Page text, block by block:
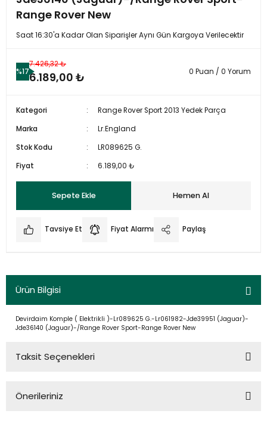
Range Rover New
Saat 16:30'a Kadar Olan Siparişler Aynı Gün Kargoya Verilecektir
%17
7.426,32 ₺
6.189,00 ₺ 0 Puan / 0 Yorum
Kategori
Range Rover Sport 2013 Yedek Parça
Marka
Lr.England
Stok Kodu
LR089625 G.
Fiyat
6.189,00 ₺
Sepete Ekle Hemen Al
Tavsiye Et Fiyat Alarmı Paylaş
Ürün Bilgisi
Devirdaim Komple ( Elektrikli )-Lr089625 G.-Lr061982-Jde39951 (Jaguar)-
Jde36140 (Jaguar)-/Range Rover Sport-Range Rover New
Taksit Seçenekleri
Önerileriniz